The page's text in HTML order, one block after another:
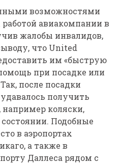
возможностями
авиакомпании в
жалобы инвалидов,
что United
им «быструю
при посадке или
после посадки
получить
например коляски,
Подобные
в аэропортах
а также в
Даллеса рядом с